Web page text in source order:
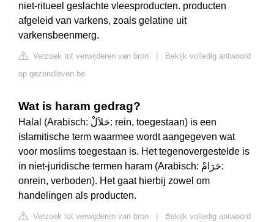
niet-ritueel geslachte vleesproducten. producten
afgeleid van varkens, zoals gelatine uit
varkensbeenmerg.
Verzoek tot verwijderen van bron
Bekijk volledig antwoord
op gezondleven.be
Wat is haram gedrag?
Halal (Arabisch: حَلاَلْ: rein, toegestaan) is een
islamitische term waarmee wordt aangegeven wat
voor moslims toegestaan is. Het tegenovergestelde is
in niet-juridische termen haram (Arabisch: حَرَامْ:
onrein, verboden). Het gaat hierbij zowel om
handelingen als producten.
Verzoek tot verwijderen van bron
Bekijk volledig antwoord